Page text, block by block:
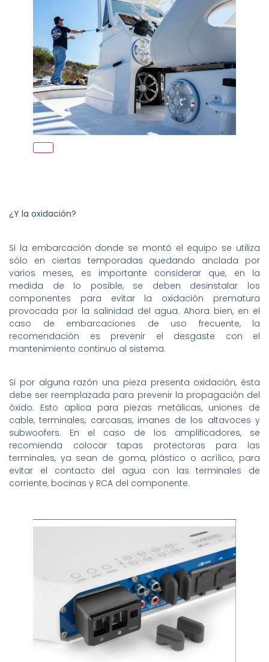
¿Y la oxidación?
Si la embarcación donde se montó el equipo se utiliza
sólo en ciertas temporadas quedando anclada por
varios meses, es importante considerar que, en la
medida de lo posible, se deben desinstalar los
componentes para evitar la oxidación prematura
provocada por la salinidad del agua. Ahora bien, en el
caso de embarcaciones de uso frecuente, la
recomendación es prevenir el desgaste con el
mantenimiento continuo al sistema.
Si por alguna razón una pieza presenta oxidación, ésta
debe ser reemplazada para prevenir la propagación del
óxido. Esto aplica para piezas metálicas, uniones de
cable, terminales, carcasas, imanes de los altavoces y
subwoofers. En el caso de los amplificadores, se
recomienda colocar tapas protectoras para las
terminales, ya sean de goma, plástico o acrílico, para
evitar el contacto del agua con las terminales de
corriente, bocinas y RCA del componente.